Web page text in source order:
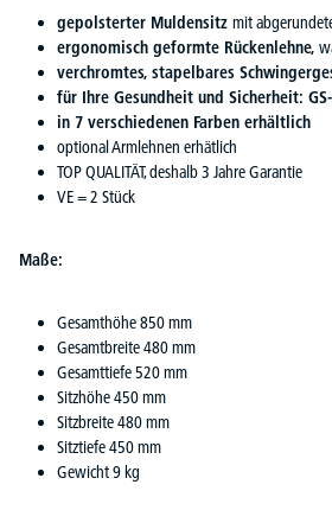
gepolsterter Muldensitz mit
ergonomisch geformte Rückenlehne,
verchromtes, stapelbares
für Ihre Gesundheit und Sicherheit:
in 7 verschiedenen Farben erhältlich
optional Armlehnen erhätlich
TOP QUALITÄT, deshalb 3 Jahre Garantie
VE = 2 Stück
Maße:
Gesamthöhe 850 mm
Gesamtbreite 480 mm
Gesamttiefe 520 mm
Sitzhöhe 450 mm
Sitzbreite 480 mm
Sitztiefe 450 mm
Gewicht 9 kg